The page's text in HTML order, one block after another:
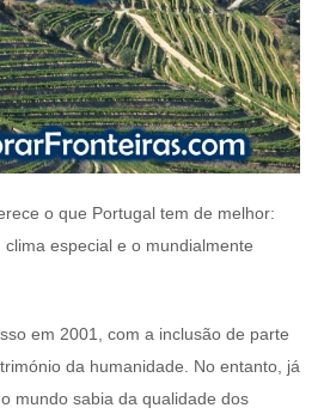
o que Portugal tem de melhor:
especial e o mundialmente
em 2001, com a inclusão de parte
da humanidade. No entanto, já
mundo sabia da qualidade dos